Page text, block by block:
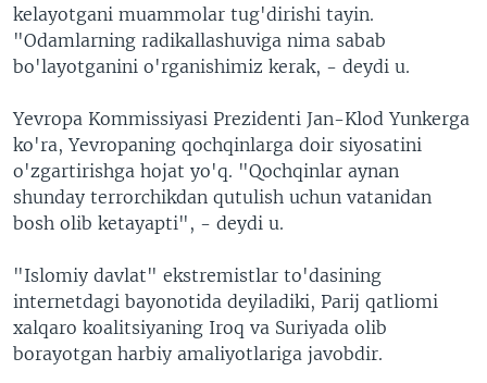
kelayotgani muammolar tug'dirishi tayin.
"Odamlarning radikallashuviga nima sabab
bo'layotganini o'rganishimiz kerak, - deydi u.
Yevropa Kommissiyasi Prezidenti Jan-Klod Yunkerga
ko'ra, Yevropaning qochqinlarga doir siyosatini
o'zgartirishga hojat yo'q. "Qochqinlar aynan
shunday terrorchikdan qutulish uchun vatanidan
bosh olib ketayapti", - deydi u.
"Islomiy davlat" ekstremistlar to'dasining
internetdagi bayonotida deyiladiki, Parij qatliomi
xalqaro koalitsiyaning Iroq va Suriyada olib
borayotgan harbiy amaliyotlariga javobdir.